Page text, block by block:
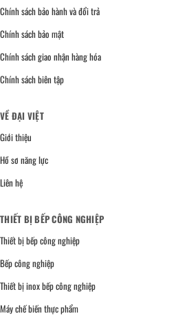
Chính sách bảo hành và đổi trả
Chính sách bảo mật
Chính sách giao nhận hàng hóa
Chính sách biên tập
VỀ ĐẠI VIỆT
Giới thiệu
Hồ sơ năng lực
Liên hệ
THIẾT BỊ BẾP CÔNG NGHIỆP
Thiết bị bếp công nghiệp
Bếp công nghiệp
Thiết bị inox bếp công nghiệp
Máy chế biến thực phẩm